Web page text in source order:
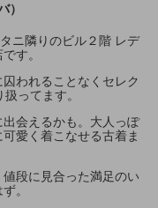
）
ニ隣りのビル２階 レデ
す。
われることなくセレク
ってます。
会えるかも。大人っぽ
愛く着こなせる古着ま
段に見合った満足のい
。